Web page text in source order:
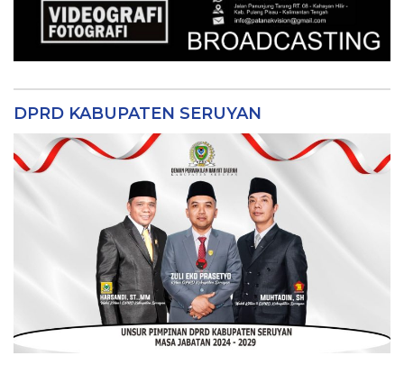
DPRD KABUPATEN SERUYAN